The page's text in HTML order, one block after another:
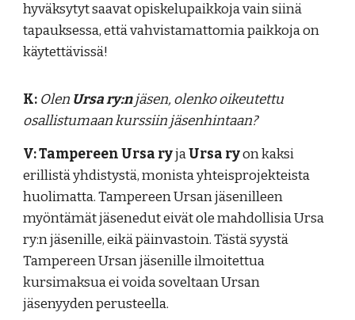
hyväksytyt saavat opiskelupaikkoja vain siinä
tapauksessa, että vahvistamattomia paikkoja on
käytettävissä!
K: Olen Ursa ry:njäsen, olenko oikeutettu
osallistumaan kurssiin jäsenhintaan?
V:Tampereen Ursa ryjaUrsa ryon kaksi
erillistä yhdistystä, monista yhteisprojekteista
huolimatta. Tampereen Ursan jäsenilleen
myöntämät jäsenedut eivät ole mahdollisia Ursa
ry:n jäsenille, eikä päinvastoin. Tästä syystä
Tampereen Ursan jäsenille ilmoitettua
kursimaksua ei voida soveltaan Ursan
jäsenyyden perusteella.